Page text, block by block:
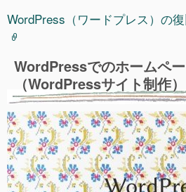
WordPress（ワードプレス）の
WordPressでのホームペ
（WordPressサイト制作）